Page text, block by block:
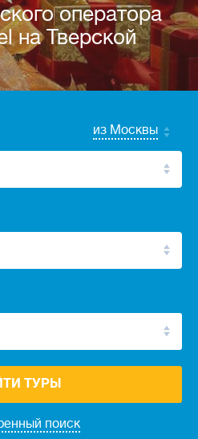
оператора
на Тверской
из Москвы
поиск
ТУРЫ